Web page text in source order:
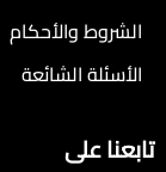
الشروط والأحكام
الأسئلة الشائعة
تابعنا على